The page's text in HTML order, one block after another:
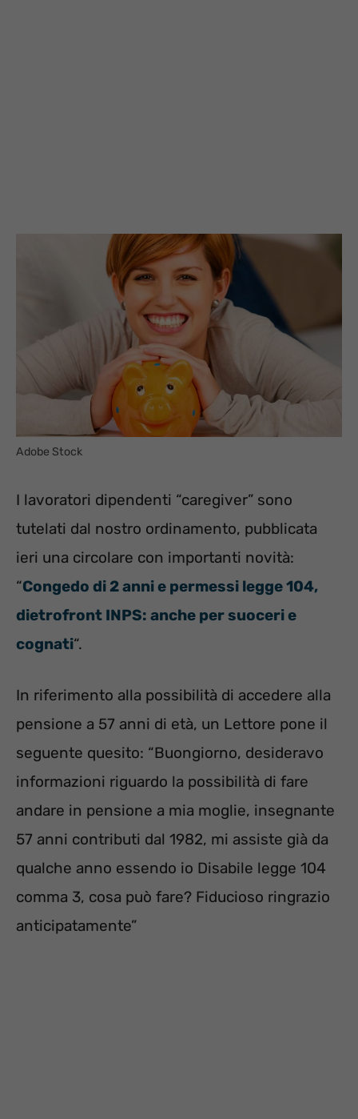
Adobe Stock
I lavoratori dipendenti “caregiver” sono
tutelati dal nostro ordinamento, pubblicata
ieri una circolare con importanti novità:
“Congedo di 2 anni e permessi legge 104,
dietrofront INPS: anche per suoceri e
cognati“.
In riferimento alla possibilità di accedere alla
pensione a 57 anni di età, un Lettore pone il
seguente quesito: “Buongiorno, desideravo
informazioni riguardo la possibilità di fare
andare in pensione a mia moglie, insegnante
57 anni contributi dal 1982, mi assiste già da
qualche anno essendo io Disabile legge 104
comma 3, cosa può fare? Fiducioso ringrazio
anticipatamente”